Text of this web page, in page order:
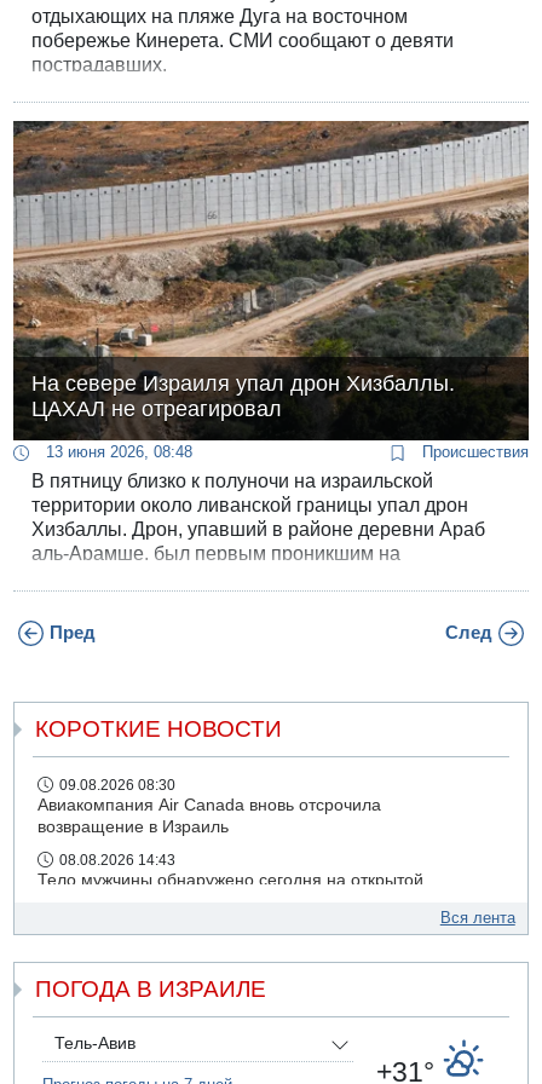
отдыхающих на пляже Дуга на восточном
побережье Кинерета. СМИ сообщают о девяти
пострадавших.
На севере Израиля упал дрон Хизбаллы.
ЦАХАЛ не отреагировал
13 июня 2026, 08:48 Происшествия
В пятницу близко к полуночи на израильской
территории около ливанской границы упал дрон
Хизбаллы. Дрон, упавший в районе деревни Араб
аль-Арамше, был первым проникшим на
Пред След
КОРОТКИЕ НОВОСТИ
09.08.2026 08:30
Авиакомпания Air Canada вновь отсрочила
возвращение в Израиль
08.08.2026 14:43
Тело мужчины обнаружено сегодня на открытой
08.08.2026 11:02
07.08.2026 20:41
Вся лента
ПОГОДА В ИЗРАИЛЕ
Тель-Авив
+31°